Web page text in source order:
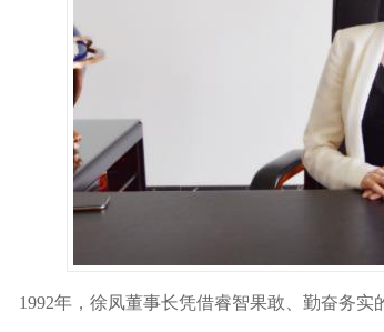
1992年，徐凤董事长凭借睿智果敢、勤奋务实